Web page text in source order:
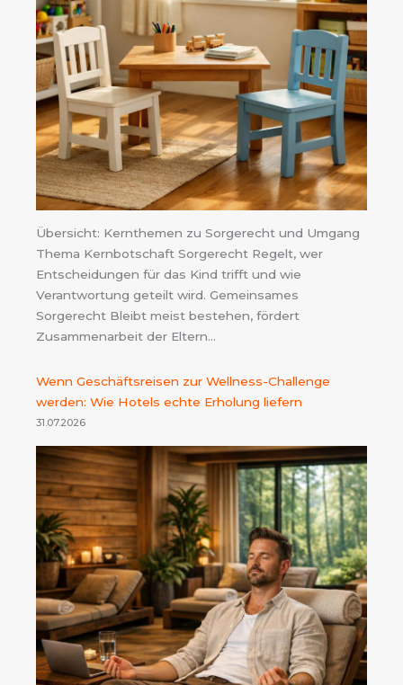
Übersicht: Kernthemen zu Sorgerecht und Umgang
Thema Kernbotschaft Sorgerecht Regelt, wer
Entscheidungen für das Kind trifft und wie
Verantwortung geteilt wird. Gemeinsames
Sorgerecht Bleibt meist bestehen, fördert
Zusammenarbeit der Eltern…
Wenn Geschäftsreisen zur Wellness-Challenge
werden: Wie Hotels echte Erholung liefern
31.07.2026